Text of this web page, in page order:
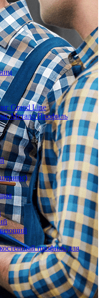
Grand Line
Металл Профиль
профиль для